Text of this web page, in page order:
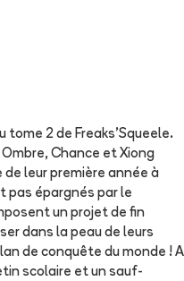
tome 2 de Freaks'Squeele.
Chance et Xiong
leur première année à
pas épargnés par le
un projet de fin
dans la peau de leurs
de conquête du monde ! A
scolaire et un sauf-